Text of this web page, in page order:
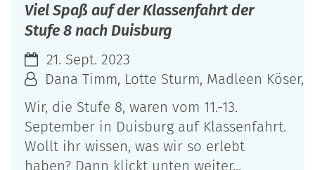
Viel Spaß auf der Klassenfahrt der
Stufe 8 nach Duisburg
21. Sept. 2023
Dana Timm, Lotte Sturm, Madleen
Wir, die Stufe 8, waren vom 11.-13.
September in Duisburg auf Klassenfahrt.
Wollt ihr wissen, was wir so erlebt
haben? Dann klickt unten weiter...